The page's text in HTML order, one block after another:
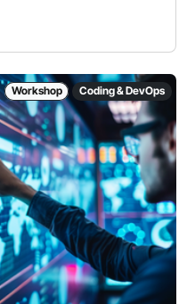
Workshop Coding & DevOps